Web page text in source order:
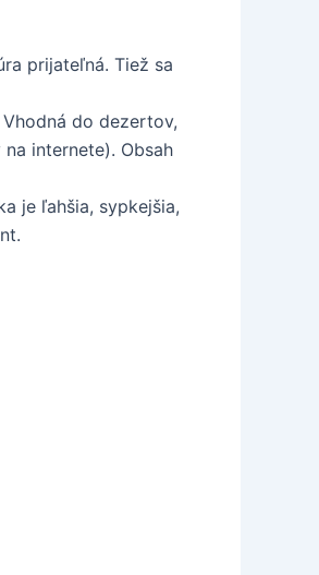
prijateľná. Tiež sa
do dezertov,
internete). Obsah
je ľahšia, sypkejšia,